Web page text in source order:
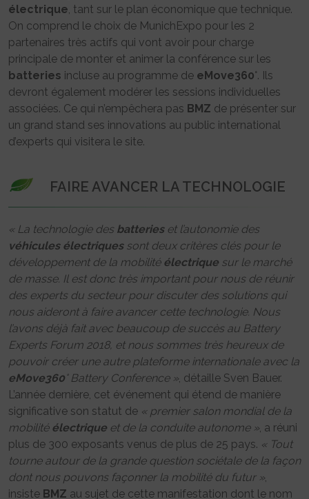
électrique , tant sur le plan économique que technique.
On comprend le choix de MunichExpo pour les 2
partenaires très actifs qui vont avoir pour charge
principale de monter et animer la conférence sur les
batteries incluse au programme de eMove360°. Ils
devront également modérer les sessions individuelles
associées. Ce qui n’empêchera pas BMZ de présenter sur
un grand stand ses innovations au public international
d’experts qui visitera le site.
FAIRE AVANCER LA TECHNOLOGIE
« La technologie des batterieset l’autonomie des
véhicules électriquessont deux critères clés pour le
développement de la mobilité électrique sur le marché
de masse. Il est donc très important pour nous de réunir
des experts du secteur pour discuter des solutions qui
nous aideront à faire avancer cette technologie. Nous
l’avons déjà fait avec beaucoup de succès au Battery
Experts Forum 2018, et nous sommes très heureux de
pouvoir créer une autre plateforme internationale avec la
eMove360 ° Battery Conference » , détaille Sven Bauer.
L’année dernière, cet événement qui étend de manière
significative son statut de « premier salon mondial de la
mobilité électrique et de la conduite autonome » , a réuni
plus de 300 exposants venus de plus de 25 pays. « Tout
tourne autour de la grande question sociétale de la façon
dont nous pouvons façonner la mobilité du futur »
insiste BMZ au sujet de cette manifestation dont le nom